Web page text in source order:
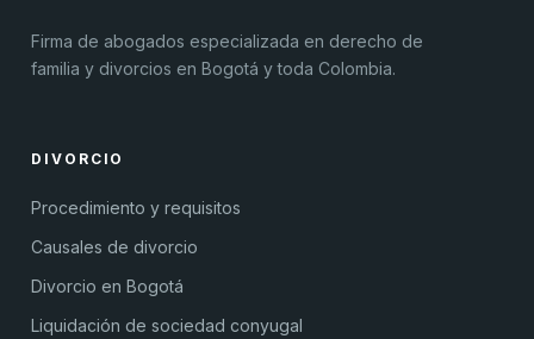
Firma de abogados especializada en derecho de
familia y divorcios en Bogotá y toda Colombia.
DIVORCIO
Procedimiento y requisitos
Causales de divorcio
Divorcio en Bogotá
Liquidación de sociedad conyugal